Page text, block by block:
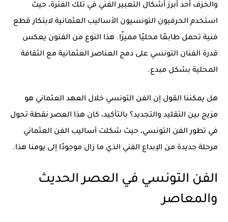
والخزف أحد أبرز أشكال التعبير الفني في تلك الفترة، حيث
استخدم الحرفيون التونسيون الأساليب العثمانية لابتكار قطع
فنية تحمل طابعًا محليًا مميزًا. هذا النوع من الفنون يعكس
قدرة الفنان التونسي على دمج العناصر العثمانية مع الثقافة
المحلية بشكل مبدع.
هل يمكننا القول إن الفن التونسي خلال العهد العثماني هو
مزيج بين التقليد والتجديد؟ بالتأكيد، كان هذا العصر نقطة تحول
في تطور الفن التونسي، حيث شكلت أساليب الفن العثماني
مرحلة جديدة من الإبداع الفني الذي ما زال موجودًا إلى يومنا هذا.
الفن التونسي في العصر الحديث
والمعاصر